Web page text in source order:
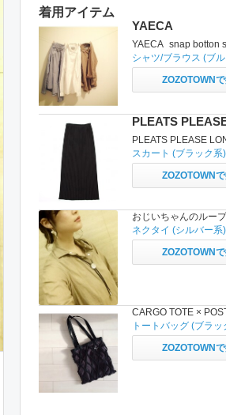
着用アイテム
YAECA
YAECA_snap botton
シャツ/ブラウス (ブ
ZOZOTOWN
PLEATS
PLEATS PLEASE
スカート (ブラック系)
ZOZOTOWN
おじいちゃんのルー
ネクタイ (シルバー系)
ZOZOTOWN
CARGO TOTE ×
トートバッグ (ブラッ
ZOZOTOWN